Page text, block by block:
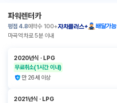
파워렌터카
평점 4.8예약수 100+자차플러스+
배달가능
마곡역 차로 5분 이내
2020년식 ㆍ LPG
무료취소(1시간 이내)
만 26세 이상
2021년식 ㆍ LPG